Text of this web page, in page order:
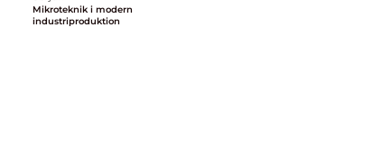
Mikroteknik i modern
industriproduktion